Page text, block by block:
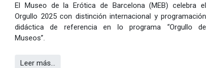
El Museo de la Erótica de Barcelona (MEB) celebra el
Orgullo 2025 con distinción internacional y programación
didáctica de referencia en lo programa “Orgullo de
Museos”.
Leer más…